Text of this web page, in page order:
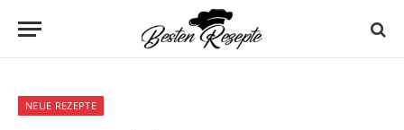
NEUE REZEPTE